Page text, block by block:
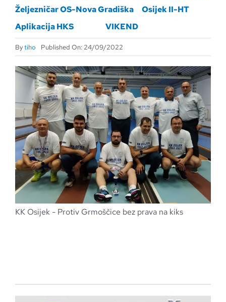
Željezničar OS-Nova Gradiška
Osijek II-HT
Aplikacija HKS
VIKEND
Bytiho Published On: 24/09/2022
KK Osijek - Protiv Grmoščice bez prava na kiks